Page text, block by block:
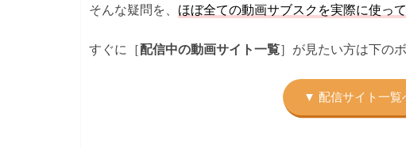
そんな疑問を、 ほぼ全ての動画サブスクを実際に使っ
すぐに［配信中の動画サイト一覧］が見たい方は下の